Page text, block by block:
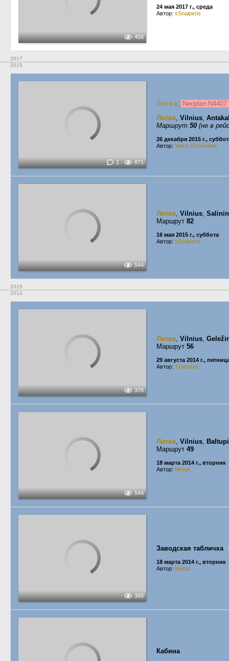
458
24 мая 2017 г., среда
Автор: sSnaiperis
2017
2015
1 871
Литва, Neoplan
Литва, Vilnius,
Маршрут 50 (не в
26 декабря 2015 г.,
Автор: Valius Kedainietis
544
Литва, Vilnius,
Маршрут 82
16 мая 2015 г., суббота
Автор: sSnaiperis
2015
2014
376
Литва, Vilnius,
Маршрут 56
29 августа 2014 г.,
Автор: Transitas
544
Литва, Vilnius,
Маршрут 49
18 марта 2014 г., вторник
Автор: Mettal
368
Заводская табличка
18 марта 2014 г., вторник
Автор: Mettal
Кабина